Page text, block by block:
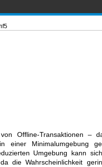
Offline-Transaktionen –
einer Minimalumgebung
Umgebung kann
die Wahrscheinlichkeit